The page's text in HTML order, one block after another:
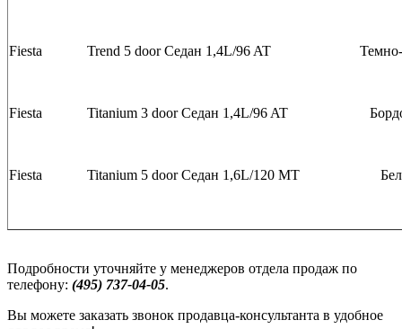
Fiesta Trend 5 doorСедан 1,4L/96 AT
Fiesta Titanium 3 doorСедан 1,4L/96 AT
Fiesta Titanium 5 doorСедан 1,6L/120 MT
Подробности уточняйте у менеджеров отдела продаж по
телефону: (495) 737-04-05.
Вы можете заказать звонок продавца-консультанта в удобное